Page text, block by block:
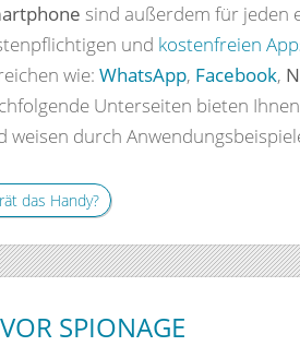
sind außerdem für jeden
und kostenfreien
wie: WhatsApp, Facebook,
Unterseiten bieten
weisen durch
das Handy?
SPIONAGE